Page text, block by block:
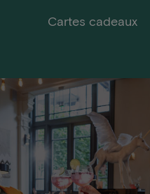
Cartes cadeaux